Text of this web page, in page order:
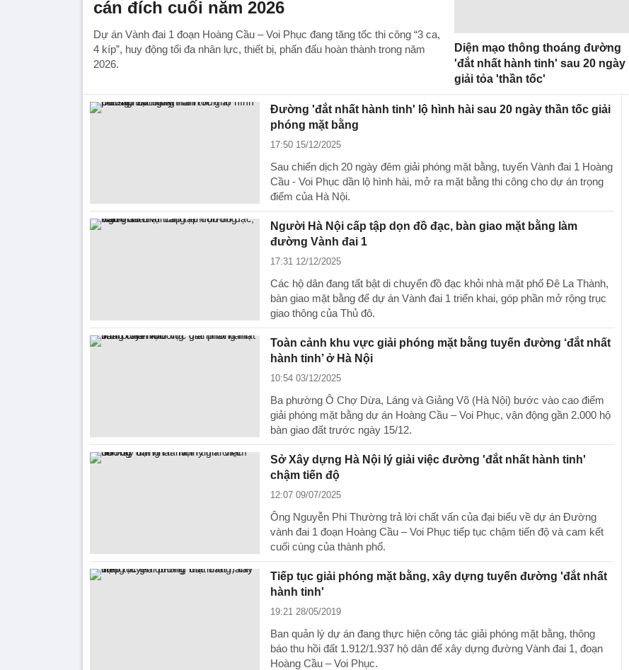
cán đích cuối năm 2026
Dự án Vành đai 1 đoạn Hoàng Cầu – Voi Phục đang tăng tốc thi công “3 ca,
4 kíp”, huy động tối đa nhân lực, thiết bị, phấn đấu hoàn thành trong năm
2026.
Diện mạo thông thoáng đường
'đắt nhất hành tinh' sau 20 ngày
giải tỏa 'thần tốc'
Đường 'đắt nhất hành tinh' lộ hình hài sau 20 ngày thần tốc giải
phóng mặt bằng
17:50 15/12/2025
Sau chiến dịch 20 ngày đêm giải phóng mặt bằng, tuyến Vành đai 1 Hoàng
Cầu - Voi Phục dần lộ hình hài, mở ra mặt bằng thi công cho dự án trọng
điểm của Hà Nội.
Người Hà Nội cấp tập dọn đồ đạc, bàn giao mặt bằng làm
đường Vành đai 1
17:31 12/12/2025
Các hộ dân đang tất bật di chuyển đồ đạc khỏi nhà mặt phố Đê La Thành,
bàn giao mặt bằng để dự án Vành đai 1 triển khai, góp phần mở rộng trục
giao thông của Thủ đô.
Toàn cảnh khu vực giải phóng mặt bằng tuyến đường ‘đắt nhất
hành tinh’ ở Hà Nội
10:54 03/12/2025
Ba phường Ô Chợ Dừa, Láng và Giảng Võ (Hà Nội) bước vào cao điểm
giải phóng mặt bằng dự án Hoàng Cầu – Voi Phục, vận động gần 2.000 hộ
bàn giao đất trước ngày 15/12.
Sở Xây dựng Hà Nội lý giải việc đường 'đắt nhất hành tinh'
chậm tiến độ
12:07 09/07/2025
Ông Nguyễn Phi Thường trả lời chất vấn của đại biểu về dự án Đường
vành đai 1 đoạn Hoàng Cầu – Voi Phục tiếp tục chậm tiến độ và cam kết
cuối cùng của thành phố.
Tiếp tục giải phóng mặt bằng, xây dựng tuyến đường 'đắt nhất
hành tinh'
19:21 28/05/2019
Ban quản lý dự án đang thực hiện công tác giải phóng mặt bằng, thông
báo thu hồi đất 1.912/1.937 hộ dân để xây dựng đường Vành đai 1, đoạn
Hoàng Cầu – Voi Phục.